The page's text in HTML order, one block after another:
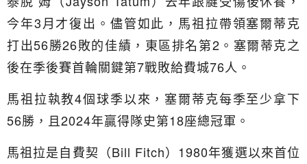
今年3月才復出。儘管如此，馬祖拉帶領塞爾蒂克
打出56勝26敗的佳績，東區排名第2。塞爾蒂克之
後在季後賽首輪關鍵第7戰敗給費城76人。
馬祖拉執教4個球季以來，塞爾蒂克每季至少拿下
56勝，且2024年贏得隊史第18座總冠軍。
馬祖拉是自費契（Bill Fitch）1980年獲選以來首位